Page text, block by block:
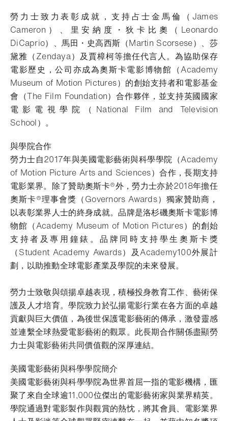
勞力士致力表彰成就，支持占士金馬倫（James
Cameron）、里安納度・狄卡比奧（Leonardo
DiCaprio）、馬田・史高西斯（Martin Scorsese）、莎
黛雅（Zendaya）及賈樟柯等擔任代言人。為協助保存
電影歷史，公司亦成為奧斯卡電影博物館（Academy
Museum of Motion Pictures）的創始支持者和電影基金
會（The Film Foundation）合作夥伴，並支持英國國家
電影電視學院（National Film and Television
School）。
與學院合作
勞力士自2017年與美國電影藝術與科學學院（Academy
of Motion Picture Arts and Sciences）合作，長期支持
電影業界。除了贊助奧斯卡®外，勞力士亦於2018年擔任
奧斯卡®理事會獎（Governors Awards）獨家贊助商，
以表彰業界人士的終身成就。品牌是洛杉磯奧斯卡電影博
物館（Academy Museum of Motion Pictures）的創始
支持者及專用鐘錶。品牌同時支持學生奧斯卡獎
（Student Academy Awards）及Academy100外展計
劃，以助推動全球電影產業及學院的未來發展。
勞力士致敬與頌揚卓越表現，積極投身教育工作、藝術保
護及人才培育。學院致力於弘揚電影行業在各方面的卓越
貢獻與巨大價值，為後世保護電影藝術的傳承，激發靈感
並連繫全球熱愛電影藝術的觀眾。此長期合作關係盡顯勞
力士與電影藝術共同價值觀的深厚連結。
美國電影藝術與科學學院簡介
美國電影藝術與科學學院為世界首屈一指的電影機構，匯
聚了來自全球逾11,000位傑出的電影藝術家與業界精英。
學院通過對電影製作與觀賞的熱忱，將其會員、電影業界